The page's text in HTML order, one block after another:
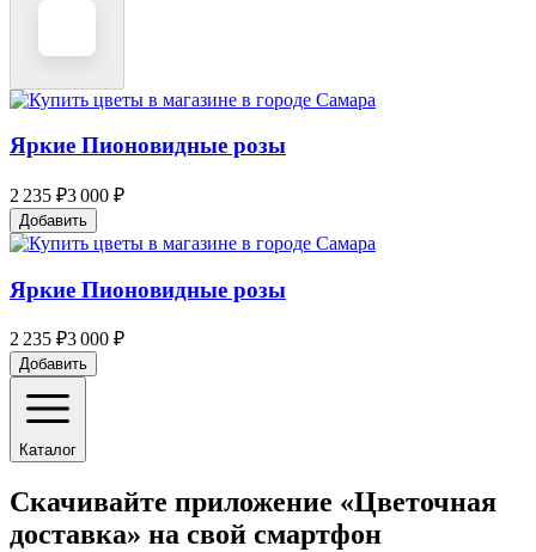
Яркие Пионовидные розы
2 235 ₽3 000 ₽
Добавить
Яркие Пионовидные розы
2 235 ₽3 000 ₽
Добавить
Каталог
Скачивайте приложение «Цветочная
доставка» на свой смартфон